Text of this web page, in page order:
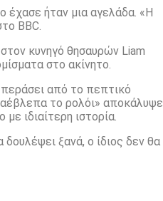
έχασε ήταν μια αγελάδα. «Η
BBC.
κυνηγό θησαυρών Liam
στο ακίνητο.
από το πεπτικό
το ρολόι» αποκάλυψε
ιδιαίτερη ιστορία.
ξανά, ο ίδιος δεν θα